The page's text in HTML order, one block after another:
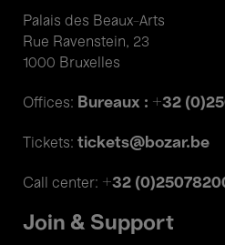
Palais des Beaux-Arts
Rue Ravenstein, 23
1000 Bruxelles
Offices: Bureaux : +32
Tickets: tickets@bozar.be
Call center: +32
Join & Support